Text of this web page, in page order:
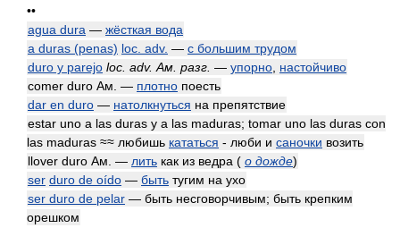
••
agua dura — жёсткая вода
a duras (penas) loc. adv. — с большим трудом
duro y parejo loc. adv. Ам. разг. — упорно настойчиво
comer duro Ам. — плотно поесть
dar en duro — натолкнуться на препятствие
estar uno a las duras y a las maduras; tomar uno las duras con
las maduras ≈≈ любишь кататься - люби и саночки возить
llover duro Ам. — лить как из ведра ( о дожде)
ser duro de oído — быть тугим на ухо
ser duro de pelar — быть несговорчивым; быть крепким
орешком